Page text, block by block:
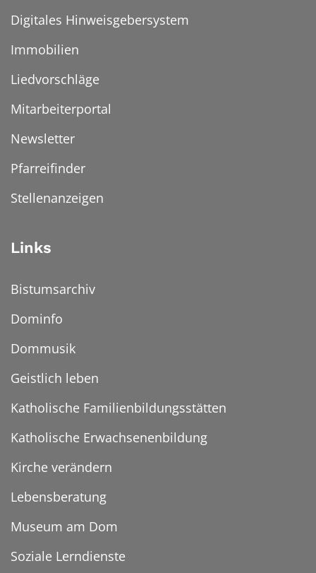
Digitales Hinweisgebersystem
Immobilien
Liedvorschläge
Mitarbeiterportal
Newsletter
Pfarreifinder
Stellenanzeigen
Links
Bistumsarchiv
Dominfo
Dommusik
Geistlich leben
Katholische Familienbildungsstätten
Katholische Erwachsenenbildung
Kirche verändern
Lebensberatung
Museum am Dom
Soziale Lerndienste